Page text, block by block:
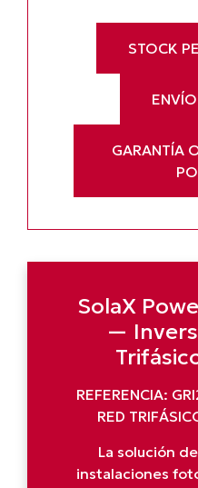
STOCK
GARANTÍA
SolaX
—
REFERENCIA:
RED
La solución
instalaciones